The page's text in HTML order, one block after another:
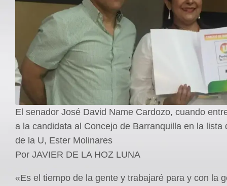
Instagram
Registro ISSN: 2711-3299
El senador José David Name Cardozo, cuando
a la candidata al Concejo de Barranquilla en la lista
de la U, Ester Molinares
Por JAVIER DE LA HOZ LUNA
«Es el tiempo de la gente y trabajaré para y con la